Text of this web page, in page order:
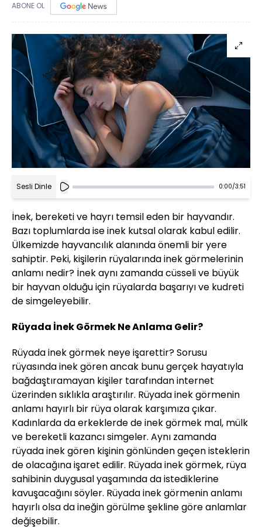
ABONE OL
Sesli Dinle 0:00/3:51
İnek, bereketi ve hayrı temsil eden bir hayvandır.
Bazı toplumlarda ise inek kutsal olarak kabul edilir.
Ülkemizde hayvancılık alanında önemli bir yere
sahiptir. Peki, kişilerin rüyalarında inek görmelerinin
anlamı nedir? İnek aynı zamanda cüsseli ve büyük
bir hayvan olduğu için rüyalarda başarıyı ve kudreti
de simgeleyebilir.
Rüyada İnek Görmek Ne Anlama Gelir?
Rüyada inek görmek neye işarettir? Sorusu
rüyasında inek gören ancak bunu gerçek hayatıyla
bağdaştıramayan kişiler tarafından internet
üzerinden sıklıkla araştırılır. Rüyada inek görmenin
anlamı hayırlı bir rüya olarak karşımıza çıkar.
Kadınlarda da erkeklerde de inek görmek mal, mülk
ve bereketli kazancı simgeler. Aynı zamanda
rüyada inek gören kişinin gönlünden geçen isteklerin
de olacağına işaret edilir. Rüyada inek görmek, rüya
sahibinin duygusal yaşamında da istediklerine
kavuşacağını söyler. Rüyada inek görmenin anlamı
hayırlı olsa da ineğin görülme şekline göre anlamlar
değişebilir.